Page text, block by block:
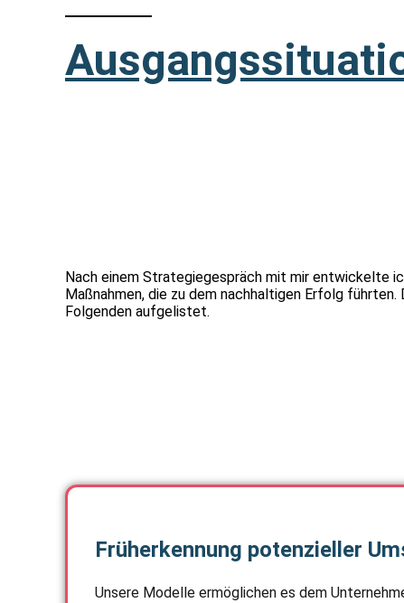
Nach einem Strategiegespräch mit mir entwickelte
Maßnahmen, die zu dem nachhaltigen Erfolg führten.
Folgenden aufgelistet.
Früherkennung potenzieller
Unsere Modelle ermöglichen es dem